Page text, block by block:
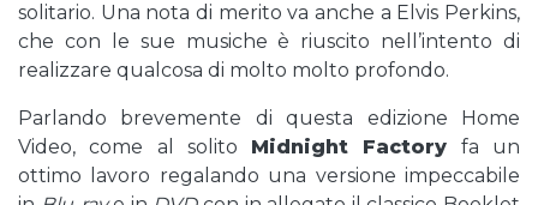
solitario. Una nota di merito va anche a Elvis Perkins,
che con le sue musiche è riuscito nell’intento di
realizzare qualcosa di molto molto profondo.
Parlando brevemente di questa edizione Home
Video, come al solito Midnight Factory fa un
ottimo lavoro regalando una versione impeccabile